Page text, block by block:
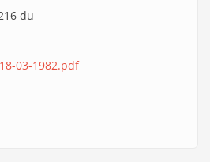
du
03-1982.pdf